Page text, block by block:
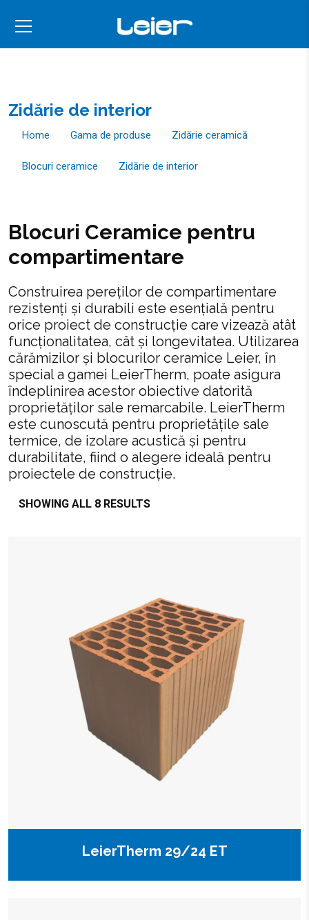
Zidărie de interior
Home Gama de produse Zidărie ceramică
Blocuri ceramice Zidărie de interior
Blocuri Ceramice pentru
compartimentare
Construirea pereților de compartimentare
rezistenți și durabili este esențială pentru
orice proiect de construcție care vizează atât
funcționalitatea, cât și longevitatea. Utilizarea
cărămizilor și blocurilor ceramice Leier, în
special a gamei LeierTherm, poate asigura
îndeplinirea acestor obiective datorită
proprietăților sale remarcabile. LeierTherm
este cunoscută pentru proprietățile sale
termice, de izolare acustică și pentru
durabilitate, fiind o alegere ideală pentru
proiectele de construcție.
SHOWING ALL 8 RESULTS
LeierTherm 29/24 ET